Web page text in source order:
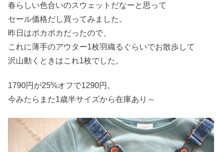
春らしい色合いのスウェットだなーと思って
セール価格だし買ってみました。
昨日はポカポカだったので、
これに薄手のアウター1枚羽織るぐらいでお散歩して
沢山動くときはこれ1枚でした。
1790円が25%オフで1290円。
今みたらまた1歳半サイズから在庫あり～